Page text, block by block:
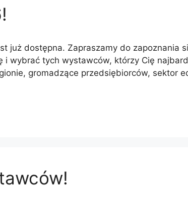
już dostępna. Zapraszamy do zapoznania
wybrać tych wystawców, którzy Cię
gromadzące przedsiębiorców, sektor